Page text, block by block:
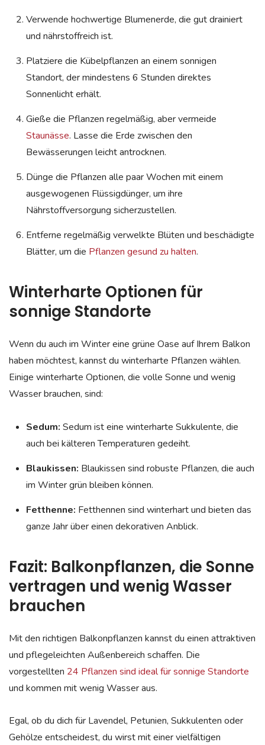
Verwende hochwertige Blumenerde, die gut drainiert
und nährstoffreich ist.
Platziere die Kübelpflanzen an einem sonnigen
Standort, der mindestens 6 Stunden direktes
Sonnenlicht erhält.
Gieße die Pflanzen regelmäßig, aber vermeide
Staunässe. Lasse die Erde zwischen den
Bewässerungen leicht antrocknen.
Dünge die Pflanzen alle paar Wochen mit einem
ausgewogenen Flüssigdünger, um ihre
Nährstoffversorgung sicherzustellen.
Entferne regelmäßig verwelkte Blüten und beschädigte
Blätter, um die Pflanzen gesund zu halten.
Winterharte Optionen für
sonnige Standorte
Wenn du auch im Winter eine grüne Oase auf Ihrem Balkon
haben möchtest, kannst du winterharte Pflanzen wählen.
Einige winterharte Optionen, die volle Sonne und wenig
Wasser brauchen, sind:
Sedum: Sedum ist eine winterharte Sukkulente, die
auch bei kälteren Temperaturen gedeiht.
Blaukissen: Blaukissen sind robuste Pflanzen, die auch
im Winter grün bleiben können.
Fetthenne: Fetthennen sind winterhart und bieten das
ganze Jahr über einen dekorativen Anblick.
Fazit: Balkonpflanzen, die Sonne
vertragen und wenig Wasser
brauchen
Mit den richtigen Balkonpflanzen kannst du einen attraktiven
und pflegeleichten Außenbereich schaffen. Die
vorgestellten 24 Pflanzen sind ideal für sonnige Standorte
und kommen mit wenig Wasser aus.
Egal, ob du dich für Lavendel, Petunien, Sukkulenten oder
Gehölze entscheidest, du wirst mit einer vielfältigen